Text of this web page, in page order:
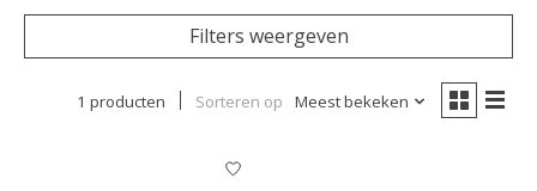
Filters weergeven
1 producten Sorteren op Meest bekeken